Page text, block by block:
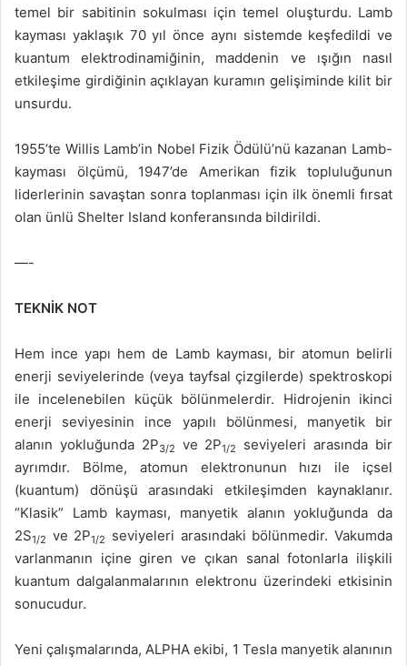
temel bir sabitinin sokulması için temel oluşturdu. Lamb
kayması yaklaşık 70 yıl önce aynı sistemde keşfedildi ve
kuantum elektrodinamiğinin, maddenin ve ışığın nasıl
etkileşime girdiğinin açıklayan kuramın gelişiminde kilit bir
unsurdu.
1955’te Willis Lamb’in Nobel Fizik Ödülü’nü kazanan Lamb-
kayması ölçümü, 1947’de Amerikan fizik topluluğunun
liderlerinin savaştan sonra toplanması için ilk önemli fırsat
olan ünlü Shelter Island konferansında bildirildi.
—-
TEKNİK NOT
Hem ince yapı hem de Lamb kayması, bir atomun belirli
enerji seviyelerinde (veya tayfsal çizgilerde) spektroskopi
ile incelenebilen küçük bölünmelerdir. Hidrojenin ikinci
enerji seviyesinin ince yapılı bölünmesi, manyetik bir
alanın yokluğunda 2P3/2 ve 2P1/2
seviyeleri arasında bir
ayrımdır. Bölme, atomun elektronunun hızı ile içsel
(kuantum) dönüşü arasındaki etkileşimden kaynaklanır.
“Klasik” Lamb kayması, manyetik alanın yokluğunda da
2S1/2 ve 2P1/2
seviyeleri arasındaki bölünmedir. Vakumda
varlanmanın içine giren ve çıkan sanal fotonlarla ilişkili
kuantum dalgalanmalarının elektronu üzerindeki etkisinin
sonucudur.
Yeni çalışmalarında, ALPHA ekibi, 1 Tesla manyetik alanının